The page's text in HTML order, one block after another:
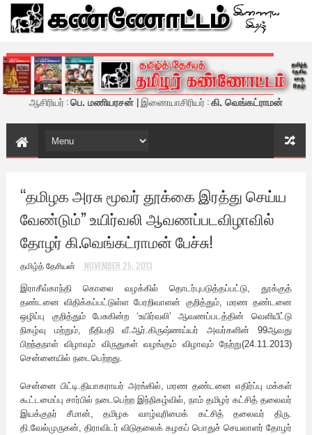
கண்ணோட்டம் - இணைய இதழ்
ஆசிரியர் :பெ. மணியரசன் | இணையாசிரியர் :கி. வெங்கட்ராமன்
“தமிழக அரசு மூவர் தூக்கை இரத்து செய்ய
வேண்டும்” உயிர்வலி ஆவணப்படவிழாவில்
தோழர் கி.வெங்கட்ராமன் பேச்சு!
தமிழ்த் தேசியன் NOVEMBER 25, 2013
இராசீவ்காந்தி கொலை வழக்கில் தொடர்புபடுத்தப்பட்டு, தூக்குத்
தண்டனை விதிக்கப்பட்டுள்ள பேரறிவாளன் குறித்தும், மரண தண்டனை
ஒழிப்பு குறித்தும் பேசுகின்ற ‘உயிர்வலி’ ஆவணப்படத்தின் வெளியீட்டு
நிகழ்வு மற்றும், நீதிபதி வீ.ஆர்.கிருஷ்ணய்யர் அவர்களின் 99ஆவது
பிறந்தநாள் விழாவும் விருதுகள் வழங்கும் விழாவும் நேற்று(24.11.2013)
சென்னையில் நடைபெற்றது.
சென்னை பிட்டி.தியாகராயர் அரங்கில், மரண தண்டனை எதிர்ப்பு மக்கள்
கூட்டமைப்பு சார்பில் நடைபெற்ற இந்நிகழ்வில், நாம் தமிழர் கட்சித் தலைவர்
இயக்குநர் சீமான், தமிழக வாழ்வுரிமைக் கட்சித் தலைவர் திரு.
தி.வேல்முருகன், திராவிடர் விடுதலைக் கழகப் பொதுச் செயலாளர் தோழர்